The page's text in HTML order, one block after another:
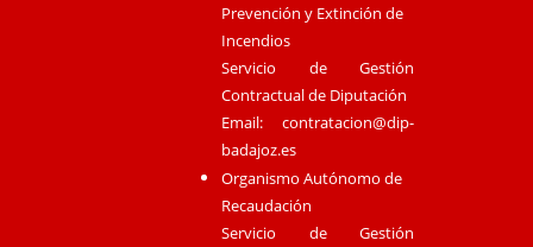
Prevención y Extinción de
Incendios
Servicio de Gestión
Contractual de Diputación
Email:contratacion@dip-
badajoz.es
Organismo Autónomo de
Recaudación
Servicio de Gestión